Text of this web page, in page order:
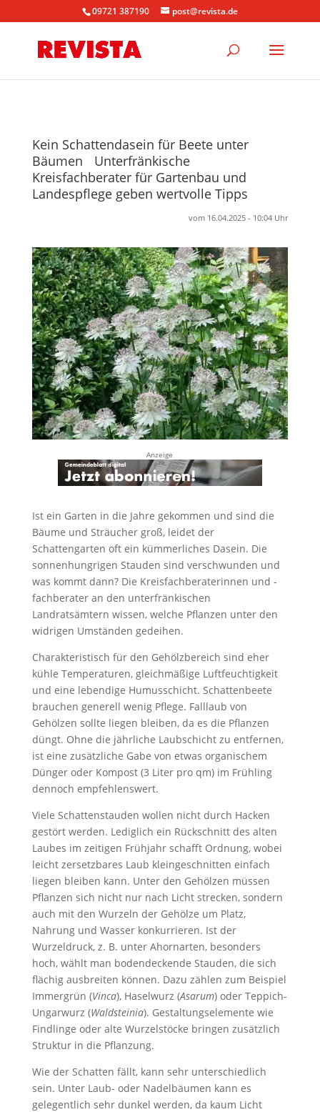
09721 387190 post@revista.de
Kein Schattendasein für Beete unter
Bäumen Unterfränkische
Kreisfachberater für Gartenbau und
Landespflege geben wertvolle Tipps
vom 16.04.2025 - 10:04 Uhr
Anzeige
Ist ein Garten in die Jahre gekommen und sind die
Bäume und Sträucher groß, leidet der
Schattengarten oft ein kümmerliches Dasein. Die
sonnenhungrigen Stauden sind verschwunden und
was kommt dann? Die Kreisfachberaterinnen und -
fachberater an den unterfränkischen
Landratsämtern wissen, welche Pflanzen unter den
widrigen Umständen gedeihen.
Charakteristisch für den Gehölzbereich sind eher
kühle Temperaturen, gleichmäßige Luftfeuchtigkeit
und eine lebendige Humusschicht. Schattenbeete
brauchen generell wenig Pflege. Falllaub von
Gehölzen sollte liegen bleiben, da es die Pflanzen
düngt. Ohne die jährliche Laubschicht zu entfernen,
ist eine zusätzliche Gabe von etwas organischem
Dünger oder Kompost (3 Liter pro qm) im Frühling
dennoch empfehlenswert.
Viele Schattenstauden wollen nicht durch Hacken
gestört werden. Lediglich ein Rückschnitt des alten
Laubes im zeitigen Frühjahr schafft Ordnung, wobei
leicht zersetzbares Laub kleingeschnitten einfach
liegen bleiben kann. Unter den Gehölzen müssen
Pflanzen sich nicht nur nach Licht strecken, sondern
auch mit den Wurzeln der Gehölze um Platz,
Nahrung und Wasser konkurrieren. Ist der
Wurzeldruck, z. B. unter Ahornarten, besonders
hoch, wählt man bodendeckende Stauden, die sich
flächig ausbreiten können. Dazu zählen zum Beispiel
Immergrün (Vinca), Haselwurz (Asarum) oder Teppich-
Ungarwurz (Waldsteinia). Gestaltungselemente wie
Findlinge oder alte Wurzelstöcke bringen zusätzlich
Struktur in die Pflanzung.
Wie der Schatten fällt, kann sehr unterschiedlich
sein. Unter Laub- oder Nadelbäumen kann es
gelegentlich sehr dunkel werden, da kaum Licht